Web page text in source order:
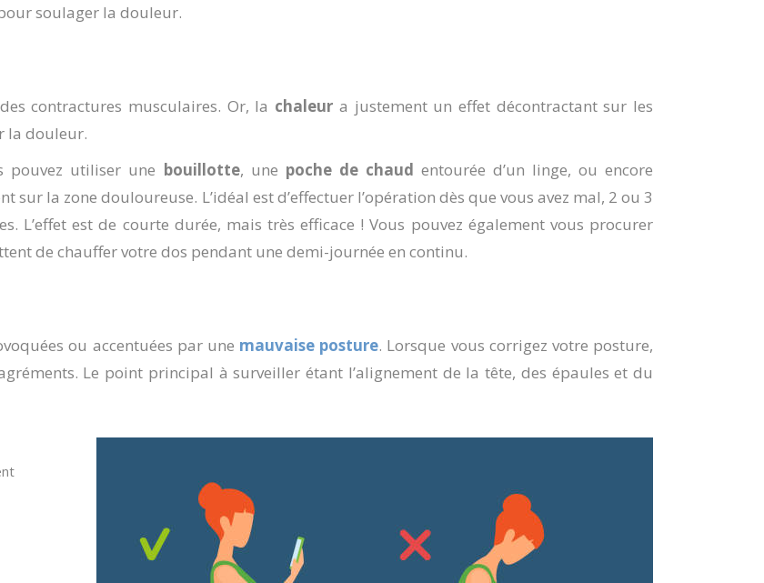
soulager la douleur.
contractures musculaires. Or, la chaleur a justement un effet décontractant sur les
la douleur.
pouvez utiliser une bouillotte, une poche de chaud entourée d’un linge, ou encore
sur la zone douloureuse. L’idéal est d’effectuer l’opération dès que vous avez mal, 2 ou 3
L’effet est de courte durée, mais très efficace ! Vous pouvez également vous procurer
de chauffer votre dos pendant une demi-journée en continu.
ou accentuées par une mauvaise posture. Lorsque vous corrigez votre posture,
Le point principal à surveiller étant l’alignement de la tête, des épaules et du